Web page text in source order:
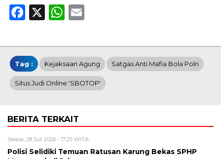
Facebook
X WhatsApp
Tag : Kejaksaan Agung Satgas Anti Mafia Bola Polri
Situs Judi Online 'SBOTOP'
BERITA TERKAIT
Selasa, 28 Juli 2026 - 17:25 WITA
Polisi Selidiki Temuan Ratusan Karung Bekas SPHP